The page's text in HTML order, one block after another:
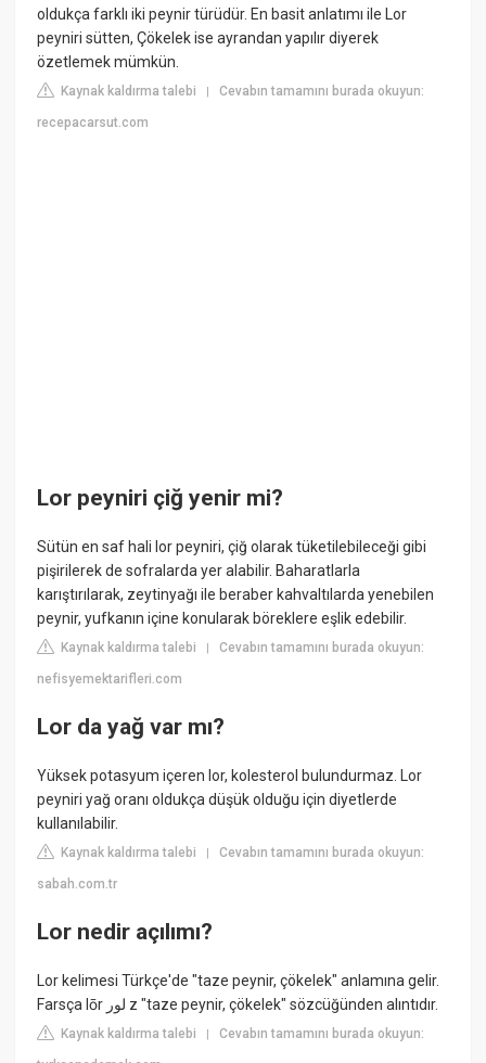
oldukça farklı iki peynir türüdür. En basit anlatımı ile Lor
peyniri sütten, Çökelek ise ayrandan yapılır diyerek
özetlemek mümkün.
Kaynak kaldırma talebi |Cevabın tamamını burada okuyun:
recepacarsut.com
Lor peyniri çiğ yenir mi?
Sütün en saf hali lor peyniri, çiğ olarak tüketilebileceği gibi
pişirilerek de sofralarda yer alabilir. Baharatlarla
karıştırılarak, zeytinyağı ile beraber kahvaltılarda yenebilen
peynir, yufkanın içine konularak böreklere eşlik edebilir.
Kaynak kaldırma talebi |Cevabın tamamını burada okuyun:
nefisyemektarifleri.com
Lor da yağ var mı?
Yüksek potasyum içeren lor, kolesterol bulundurmaz. Lor
peyniri yağ oranı oldukça düşük olduğu için diyetlerde
kullanılabilir.
Kaynak kaldırma talebi |Cevabın tamamını burada okuyun:
sabah.com.tr
Lor nedir açılımı?
Lor kelimesi Türkçe'de "taze peynir, çökelek" anlamına gelir.
Farsça lōr لور z "taze peynir, çökelek" sözcüğünden alıntıdır.
Kaynak kaldırma talebi |Cevabın tamamını burada okuyun: